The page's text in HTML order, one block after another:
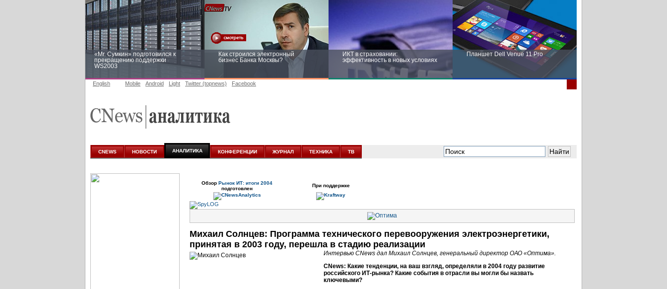
«Mr. Сумкин» подготовился к
прекращению поддержки
WS2003
Как строился электронный
бизнес Банка Москвы?
ИКТ в страховании:
эффективность в новых условиях
Планшет Dell Venue 11 Pro
аналитике
новых условиях
English Mobile Android Light Twitter (topnews) Facebook
CNEWS НОВОСТИ АНАЛИТИКА КОНФЕРЕНЦИИ ЖУРНАЛ ТЕХНИКА ТВ
Обзор Рынок ИТ: итоги 2004
подготовлен
При поддержке
Михаил Солнцев: Программа технического перевооружения электроэнергетики,
принятая в 2003 году, перешла в стадию реализации
Интервью CNews дал Михаил Солнцев, генеральный директор ОАО «Оптима».
CNews: Какие тенденции, на ваш взгляд, определяли в 2004 году развитие
российского ИТ-рынка? Какие события в отрасли вы могли бы назвать
ключевыми?